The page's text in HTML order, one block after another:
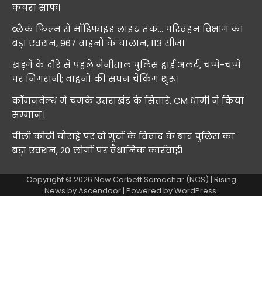
कचरा साफ।
ब्लैक फिल्म से मॉडिफाइड लाइट तक… परिवहन विभाग का
बड़ा एक्शन, 967 वाहनों के चालान, 113 सीज।
खड़गे के दौरे से पहले नैनीताल पुलिस हाई अलर्ट, चप्पे-चप्पे
पर निगरानी; वाहनों की सघन चेकिंग शुरू।
कॉमनवेल्थ में चमके उत्तराखंड के सितारे, CM धामी ने किया
सम्मान।
पीली कोठी चौराहे पर दो गुटों के विवाद के बाद पुलिस का
बड़ा एक्शन, 20 लोगों पर वैधानिक कार्रवाई।
Copyright © 2026 New Corbett Samachar (NCS) | Rising
News byAscendoor| Powered byWordPress.